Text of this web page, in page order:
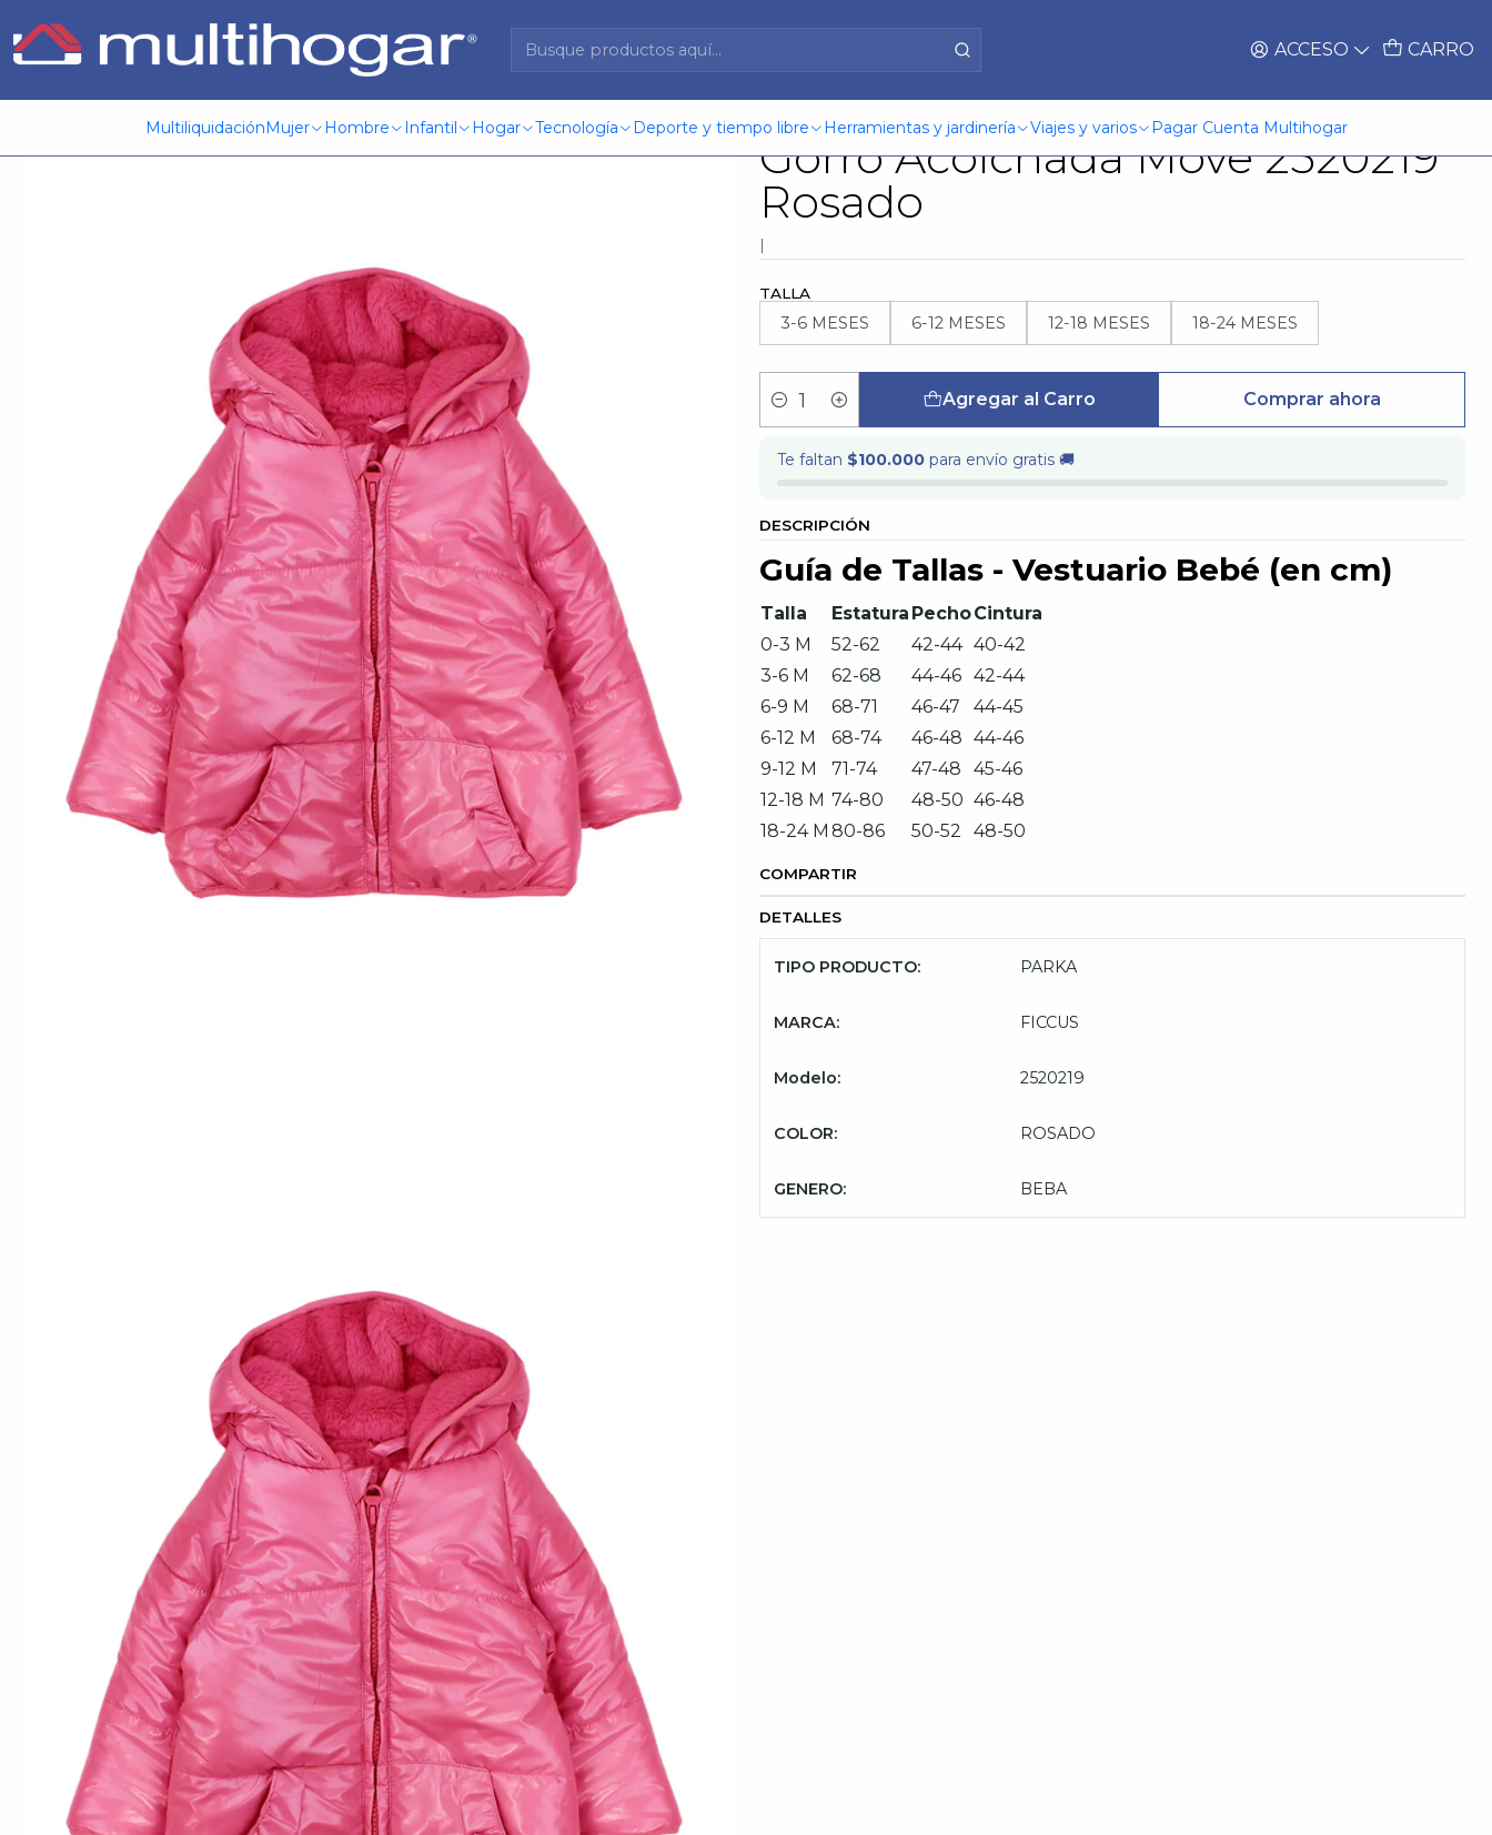
ACCESO CARRO
MultiliquidaciónMujer Hombre Infantil Hogar Tecnología Deporte y tiempo libre Herramientas y jardinería Viajes y varios Pagar Cuenta Multihogar
Inicio Vestuario Chaqueta
Parka Beba Full Zipper Con
Gorro Acolchada Move 2520219
Rosado
|
TALLA
3-6 MESES 6-12 MESES 12-18 MESES 18-24 MESES
Cantidad
Agregar al Carro Comprar ahora
Te faltan $100.000 para envío gratis 🚚
DESCRIPCIÓN
Guía de Tallas - Vestuario Bebé (en cm)
Talla Estatura PechoCintura
0-3 M
52-62 42-44 40-42
3-6 M
62-68 44-46 42-44
6-9 M
68-71 46-47
44-45
6-12 M
68-74 46-48 44-46
9-12 M
71-74 47-48
45-46
12-18 M 74-80 48-50 46-48
18-24 M 80-86 50-52 48-50
COMPARTIR
DETALLES
TIPO PRODUCTO: PARKA
MARCA: FICCUS
Modelo: 2520219
COLOR: ROSADO
GENERO: BEBA